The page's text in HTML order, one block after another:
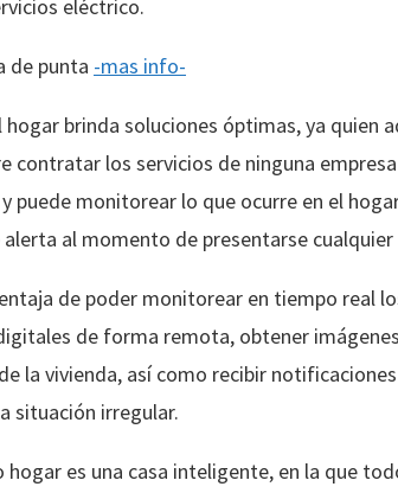
eléctrico.
de punta -mas info-
brinda soluciones óptimas, ya quien
contratar los servicios de ninguna
puede monitorear lo que ocurre en el
al momento de presentarse
de poder monitorear en tiempo real
de forma remota, obtener
la vivienda, así como recibir
situación irregular.
es una casa inteligente, en la que